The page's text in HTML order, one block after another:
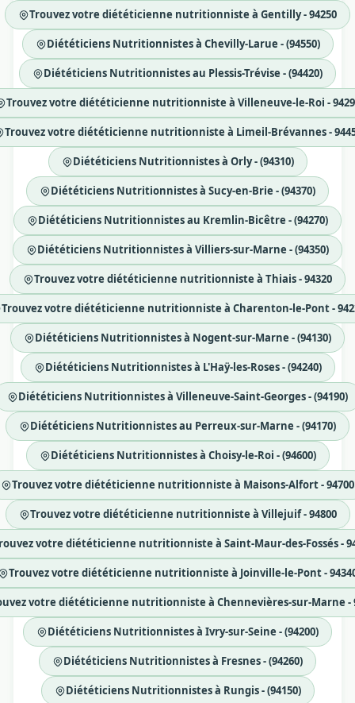
Trouvez votre diététicienne nutritionniste à Gentilly - 94250
Diététiciens Nutritionnistes à Chevilly-Larue - (94550)
Diététiciens Nutritionnistes au Plessis-Trévise - (94420)
Trouvez votre diététicienne nutritionniste à Villeneuve-le-Roi -
Trouvez votre diététicienne nutritionniste à Limeil-Brévannes -
Diététiciens Nutritionnistes à Orly - (94310)
Diététiciens Nutritionnistes à Sucy-en-Brie - (94370)
Diététiciens Nutritionnistes au Kremlin-Bicêtre - (94270)
Diététiciens Nutritionnistes à Villiers-sur-Marne - (94350)
Trouvez votre diététicienne nutritionniste à Thiais - 94320
Trouvez votre diététicienne nutritionniste à Charenton-le-Pont -
Diététiciens Nutritionnistes à Nogent-sur-Marne - (94130)
Diététiciens Nutritionnistes à L'Haÿ-les-Roses - (94240)
Diététiciens Nutritionnistes à Villeneuve-Saint-Georges - (94190)
Diététiciens Nutritionnistes au Perreux-sur-Marne - (94170)
Diététiciens Nutritionnistes à Choisy-le-Roi - (94600)
Trouvez votre diététicienne nutritionniste à Maisons-Alfort - 94700
Trouvez votre diététicienne nutritionniste à Villejuif - 94800
votre diététicienne nutritionniste à Saint-Maur-des-Fossés -
Trouvez votre diététicienne nutritionniste à Joinville-le-Pont -
votre diététicienne nutritionniste à Chennevières-sur-Marne -
Diététiciens Nutritionnistes à Ivry-sur-Seine - (94200)
Diététiciens Nutritionnistes à Fresnes - (94260)
Diététiciens Nutritionnistes à Rungis - (94150)